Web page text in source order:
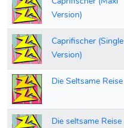
Version)
Caprifischer (Single
Version)
Die Seltsame Reise
Die seltsame Reise